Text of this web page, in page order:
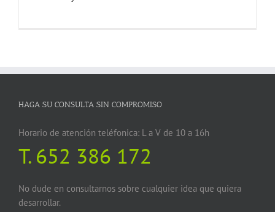
HAGA SU CONSULTA SIN COMPROMISO
Horario de atención teléfonica: L a V de 10 a 16h
T.652 386 172
No dude en consultarnos sobre cualquier idea que quiera
desarrollar.